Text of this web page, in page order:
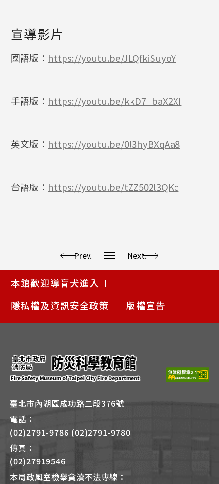
宣導影片
國語版： https://youtu.be/JLQfkiSuyoY
手語版： https://youtu.be/kkD7_baX2XI
英文版： https://youtu.be/0l3hyBXqAa8
台語版： https://youtu.be/tZZ502l3QKc
Prev. Next.
本館歡迎導盲犬進入
隱私權及資訊安全政策
版權宣告
臺北市內湖區成功路二段376號
電話：
(02)2791-9786 (02)2791-9780
傳真：
(02)27919546
本局政風室檢舉貪瀆不法專線：